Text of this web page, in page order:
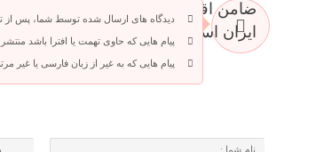
ضامن اقتدار و سربلندی
ایران اسلامی است
دیدگاه های ارسال شده توسط شما، پس از
پیام هایی که حاوی تهمت یا افترا باشد
پیام هایی که به غیر از زبان فارسی یا غیر